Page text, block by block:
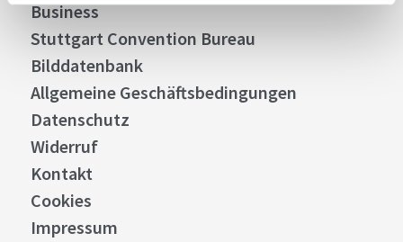
Business
Stuttgart Convention Bureau
Bilddatenbank
Allgemeine Geschäftsbedingungen
Datenschutz
Widerruf
Kontakt
Cookies
Impressum